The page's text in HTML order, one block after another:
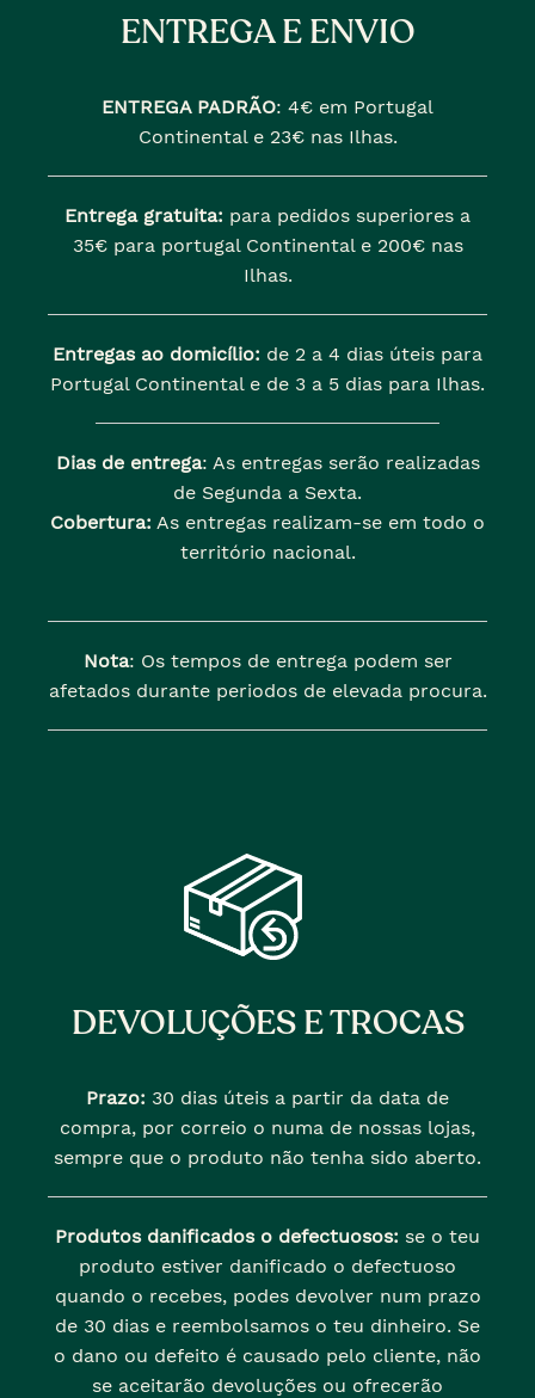
ENTREGA E ENVIO
ENTREGA PADRÃO: 4€ em Portugal
Continental e 23€ nas Ilhas.
Entrega gratuita: para pedidos superiores a
35€ para portugal Continental e 200€ nas
Ilhas.
Entregas ao domicílio: de 2 a 4 dias úteis para
Portugal Continental e de 3 a 5 dias para Ilhas.
Dias de entrega: As entregas serão realizadas
de Segunda a Sexta.
Cobertura: As entregas realizam-se em todo o
território nacional.
Nota: Os tempos de entrega podem ser
afetados durante periodos de elevada procura.
DEVOLUÇÕES E TROCAS
Prazo: 30 dias úteis a partir da data de
compra, por correio o numa de nossas lojas,
sempre que o produto não tenha sido aberto.
Produtos danificados o defectuosos: se o teu
produto estiver danificado o defectuoso
quando o recebes, podes devolver num prazo
de 30 dias e reembolsamos o teu dinheiro. Se
o dano ou defeito é causado pelo cliente, não
se aceitarão devoluções ou ofrecerão